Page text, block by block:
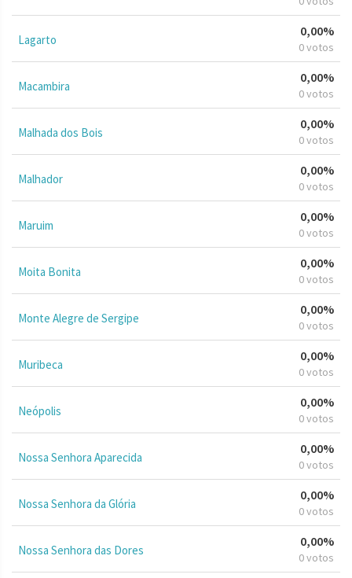
Lagarto
0,00%
0 votos
Macambira
0,00%
0 votos
Malhada dos Bois
0,00%
0 votos
Malhador
0,00%
0 votos
Maruim
0,00%
0 votos
Moita Bonita
0,00%
0 votos
Monte Alegre de Sergipe
0,00%
0 votos
Muribeca
0,00%
0 votos
Neópolis
0,00%
0 votos
Nossa Senhora Aparecida
0,00%
0 votos
Nossa Senhora da Glória
0,00%
0 votos
Nossa Senhora das Dores
0,00%
0 votos